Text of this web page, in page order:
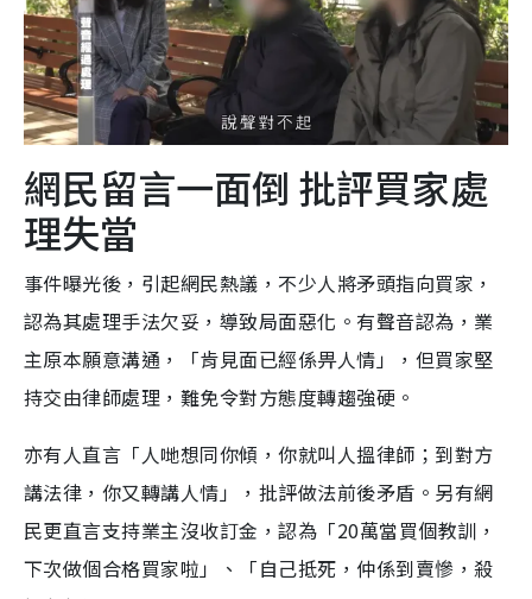
網民留言一面倒 批評買家處
理失當
事件曝光後，引起網民熱議，不少人將矛頭指向買家，
認為其處理手法欠妥，導致局面惡化。有聲音認為，業
主原本願意溝通，「肯見面已經係畀人情」，但買家堅
持交由律師處理，難免令對方態度轉趨強硬。
亦有人直言「人哋想同你傾，你就叫人搵律師；到對方
講法律，你又轉講人情」，批評做法前後矛盾。另有網
民更直言支持業主沒收訂金，認為「20萬當買個教訓，
下次做個合格買家啦」、「自己抵死，仲係到賣慘，殺